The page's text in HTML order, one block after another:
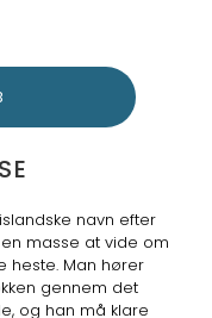
navn efter
masse at vide om
heste. Man hører
gennem det
og han må klare